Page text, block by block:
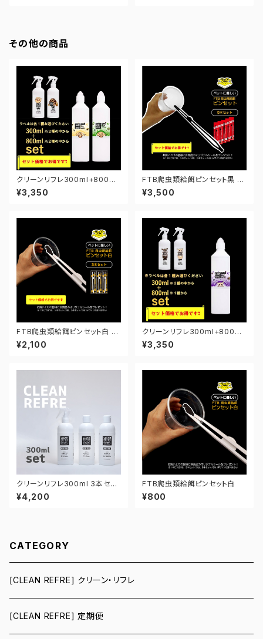
その他の商品
クリーンリフレ300ml+800ml
セット（ヘビ・カメ）【お得】【選べ
る4種類】
¥3,350
FTB爬虫類給餌ピンセット黒 5
本セット【お得】
¥3,500
FTB爬虫類給餌ピンセット白 3
本セット【お得】
¥2,100
クリーンリフレ300ml+800ml
セット（モモンガ）【お得】【選べる
2種類】
¥3,350
クリーンリフレ300ml 3本セッ
ト【お得】
¥4,200
FTB爬虫類給餌ピンセット白
¥800
CATEGORY
[CLEAN REFRE] クリーン・リフレ
[CLEAN REFRE] 定期便